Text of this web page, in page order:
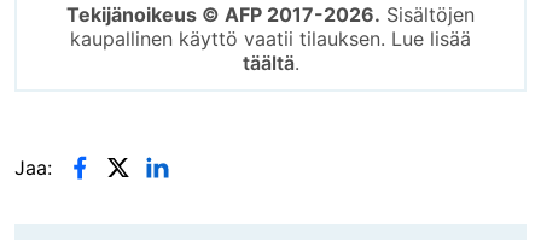
Tekijänoikeus © AFP 2017-2026. Sisältöjen
kaupallinen käyttö vaatii tilauksen. Lue lisää
täältä.
Jaa: